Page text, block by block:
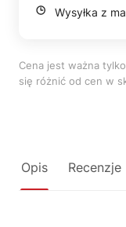
Wysyłka z
Cena jest ważna
się różnić od cen w
Opis Recenzje